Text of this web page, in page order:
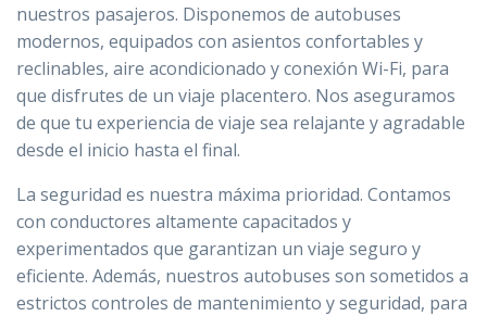
nuestros pasajeros. Disponemos de autobuses
modernos, equipados con asientos confortables y
reclinables, aire acondicionado y conexión Wi-Fi, para
que disfrutes de un viaje placentero. Nos aseguramos
de que tu experiencia de viaje sea relajante y agradable
desde el inicio hasta el final.
La seguridad es nuestra máxima prioridad. Contamos
con conductores altamente capacitados y
experimentados que garantizan un viaje seguro y
eficiente. Además, nuestros autobuses son sometidos a
estrictos controles de mantenimiento y seguridad, para